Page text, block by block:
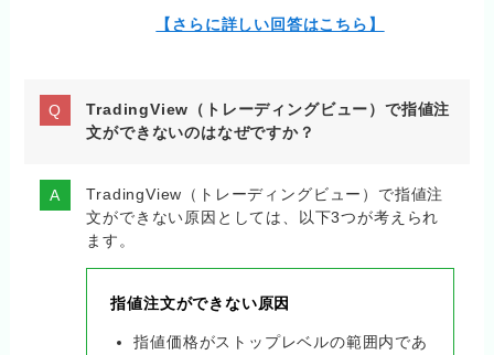
【さらに詳しい回答はこちら】
TradingView（トレーディングビュー）で指値注
文ができないのはなぜですか？
TradingView（トレーディングビュー）で指値注
文ができない原因としては、以下3つが考えられ
ます。
指値注文ができない原因
指値価格がストップレベルの範囲内であ